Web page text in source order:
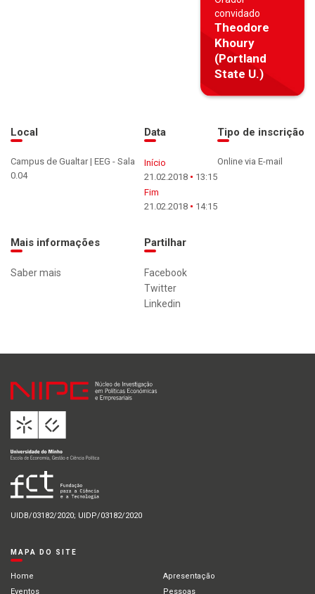
convidado
Theodore
Khoury
(Portland
State U.)
Local
Campus de Gualtar | EEG - Sala
0.04
Data
Início
21.02.2018
13:15
Fim
21.02.2018
14:15
Tipo de inscrição
Online via E-mail
Mais informações
Saber mais
Partilhar
Facebook
Twitter
Linkedin
UIDB/03182/2020; UIDP/03182/2020
MAPA DO SITE
Home
Apresentação
Eventos
Pessoas